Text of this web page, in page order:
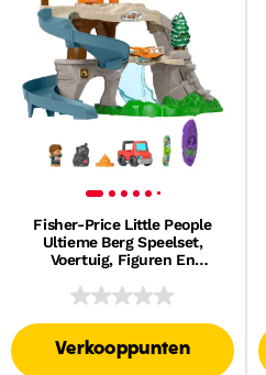
Fisher-Price Little People
Ultieme Berg Speelset,
Voertuig, Figuren En
Peuterspel
Verkooppunten